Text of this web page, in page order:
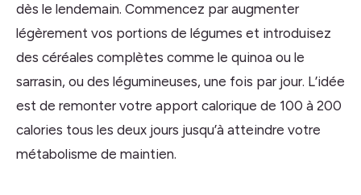
dès le lendemain. Commencez par augmenter
légèrement vos portions de légumes et introduisez
des céréales complètes comme le quinoa ou le
sarrasin, ou des légumineuses, une fois par jour. L’idée
est de remonter votre apport calorique de 100 à 200
calories tous les deux jours jusqu’à atteindre votre
métabolisme de maintien.